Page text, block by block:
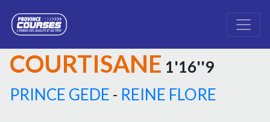
COURTISANE 1'16''9
PRINCE GEDE - REINE FLORE